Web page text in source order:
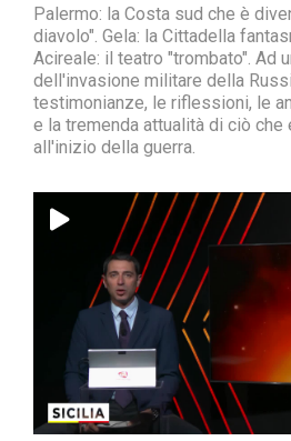
Palermo: la Costa sud che è
diavolo". Gela: la Cittadella
Acireale: il teatro "trombato". Ad
dell'invasione militare della
testimonianze, le riflessioni, le
e la tremenda attualità di ciò
all'inizio della guerra.